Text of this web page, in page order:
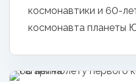
космонавтики и 60-
космонавта планеты